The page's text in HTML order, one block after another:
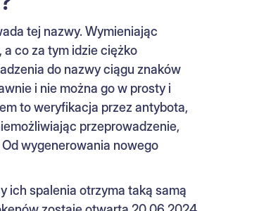
tej nazwy. Wymieniając
a co za tym idzie ciężko
do nazwy ciągu znaków
i nie można go w prosty i
to weryfikacja przez antybota,
przeprowadzenie,
Od wygenerowania nowego
ich spalenia otrzyma taką samą